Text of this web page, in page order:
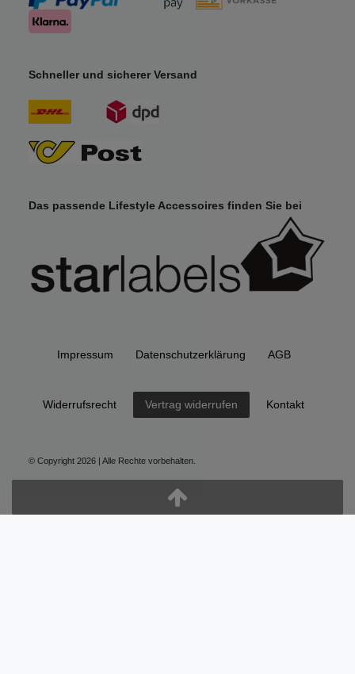
Schneller und sicherer Versand
Das passende Lifestyle Accessoires finden Sie bei
Impressum Daten­schutz­erklärung AGB
Widerrufs­recht Vertrag widerrufen Kontakt
© Copyright 2026 | Alle Rechte vorbehalten.